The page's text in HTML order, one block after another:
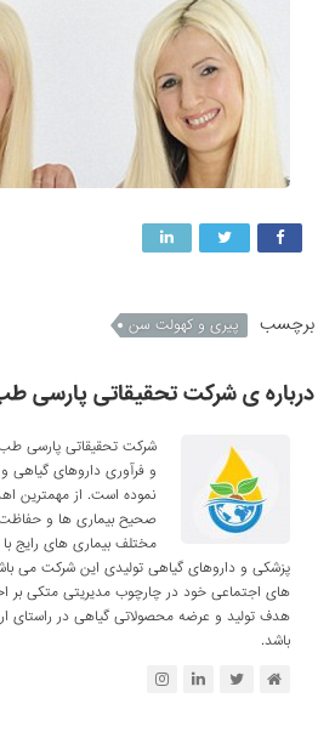
برچسب پیری و کهولت سن
درباره ی شرکت تحقیقاتی پارسی
و فرآوری داروهای گیاهی
نموده است. از مهمترین
صحیح بیماری ها و حفاظت
مختلف بیماری های رایج
پزشکی و داروهای گیاهی تولیدی این شرکت می
های اجتماعی خود در چارچوب مدیریتی متکی بر
هدف تولید و عرضه محصولاتی گیاهی در راستای
باشد.